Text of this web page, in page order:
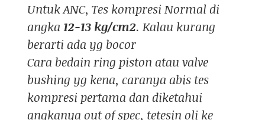
Untuk ANC, Tes kompresi Normal di
angka12-13 kg/cm2. Kalau kurang
berarti ada yg bocor
Cara bedain ring piston atau valve
bushing yg kena, caranya abis tes
kompresi pertama dan diketahui
angkanya out of spec, tetesin oli ke